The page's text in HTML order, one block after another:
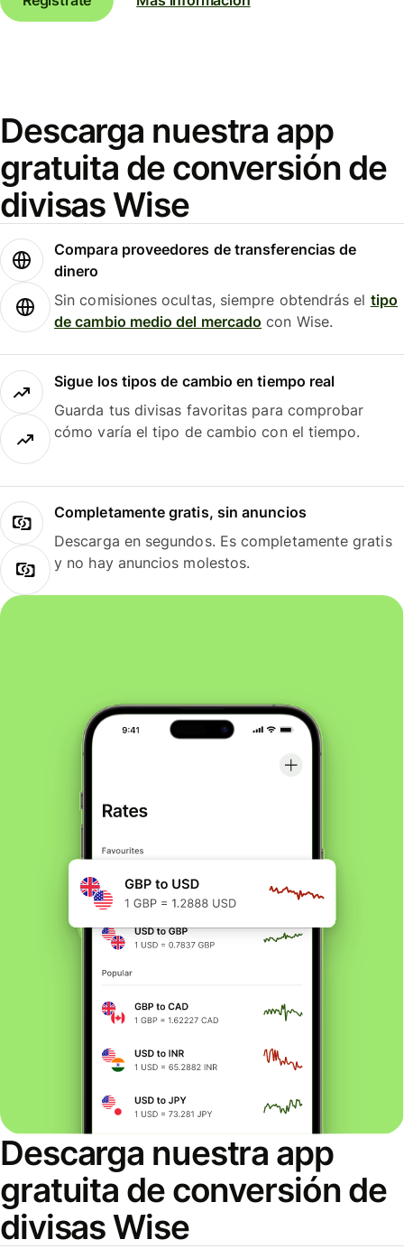
Descarga nuestra app
gratuita de conversión de
divisas Wise
Compara proveedores de transferencias de
dinero
Sin comisiones ocultas, siempre obtendrás el tipo
de cambio medio del mercado con Wise.
Sigue los tipos de cambio en tiempo real
Guarda tus divisas favoritas para comprobar
cómo varía el tipo de cambio con el tiempo.
Completamente gratis, sin anuncios
Descarga en segundos. Es completamente gratis
y no hay anuncios molestos.
Descarga nuestra app
gratuita de conversión de
divisas Wise